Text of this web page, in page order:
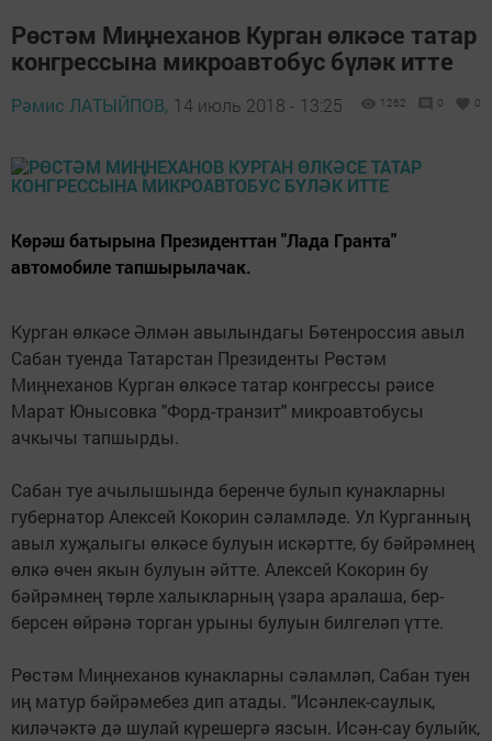
Рөстәм Миңнеханов Курган өлкәсе татар
конгрессына микроавтобус бүләк итте
Рәмис ЛАТЫЙПОВ, 14 июль 2018 - 13:25 1262 0 0
Көрәш батырына Президенттан "Лада Гранта"
автомобиле тапшырылачак.
Курган өлкәсе Әлмән авылындагы Бөтенроссия авыл
Сабан туенда Татарстан Президенты Рөстәм
Миңнеханов Курган өлкәсе татар конгрессы рәисе
Марат Юнысовка "Форд-транзит" микроавтобусы
ачкычы тапшырды.
Сабан туе ачылышында беренче булып кунакларны
губернатор Алексей Кокорин сәламләде. Ул Курганның
авыл хуҗалыгы өлкәсе булуын искәртте, бу бәйрәмнең
өлкә өчен якын булуын әйтте. Алексей Кокорин бу
бәйрәмнең төрле халыкларның үзара аралаша, бер-
берсен өйрәнә торган урыны булуын билгеләп үтте.
Рөстәм Миңнеханов кунакларны сәламләп, Сабан туен
иң матур бәйрәмебез дип атады. "Исәнлек-саулык,
киләчәктә дә шулай күрешергә язсын. Исән-сау булыйк,